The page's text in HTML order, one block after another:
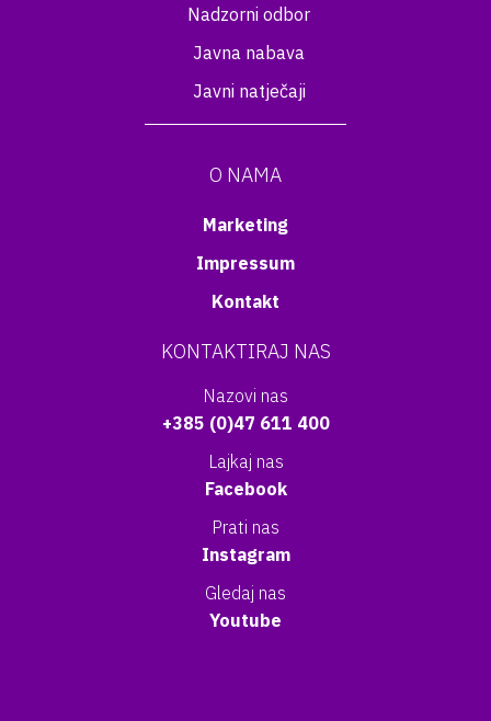
Nadzorni odbor
Javna nabava
Javni natječaji
O NAMA
Marketing
Impressum
Kontakt
KONTAKTIRAJ NAS
Nazovi nas
+385 (0)47 611 400
Lajkaj nas
Facebook
Prati nas
Instagram
Gledaj nas
Youtube